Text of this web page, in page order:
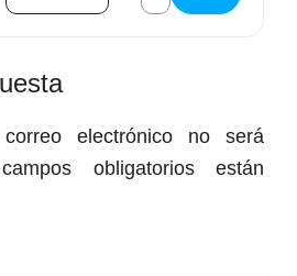
electrónico no será
obligatorios están